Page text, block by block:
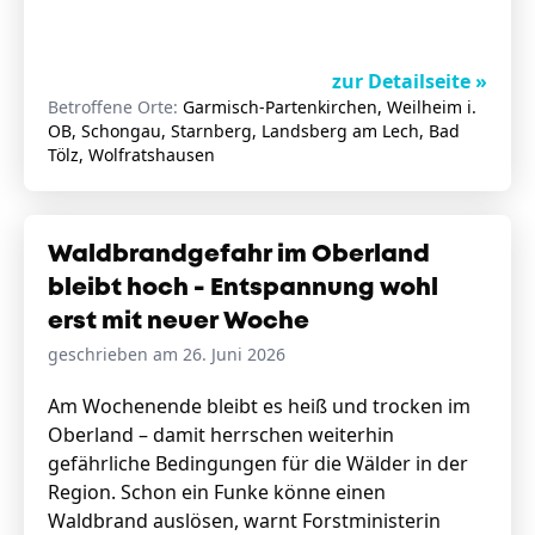
zur Detailseite »
Betroffene Orte: Garmisch-Partenkirchen, Weilheim i.
OB, Schongau, Starnberg, Landsberg am Lech, Bad
Tölz, Wolfratshausen
Waldbrandgefahr im Oberland
bleibt hoch - Entspannung wohl
erst mit neuer Woche
geschrieben am 26. Juni 2026
Am Wochenende bleibt es heiß und trocken im
Oberland – damit herrschen weiterhin
gefährliche Bedingungen für die Wälder in der
Region. Schon ein Funke könne einen
Waldbrand auslösen, warnt Forstministerin